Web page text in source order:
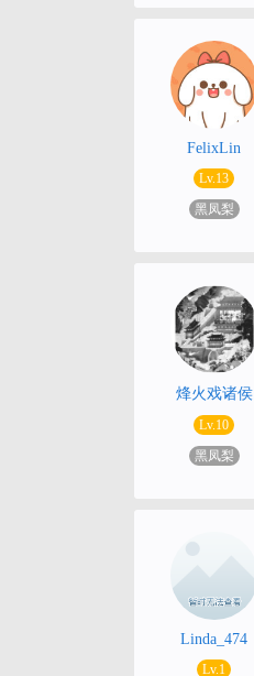
FelixLin
Lv.13
黑凤梨
烽火戏诸侯
Lv.10
黑凤梨
Linda_474
Lv.1